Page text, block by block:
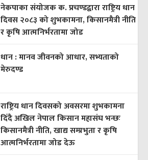
नेकपाका संयोजक क. प्रचण्डद्वारा राष्ट्रिय धान
दिवस २०८३ को शुभकामना, किसानमैत्री नीति
र कृषि आत्मनिर्भरतामा जोड
धान : मानव जीवनको आधार, सभ्यताको
मेरुदण्ड
राष्ट्रिय धान दिवसको अवसरमा शुभकामना
दिँदै अखिल नेपाल किसान महासंघ भन्छः
किसानमैत्री नीति, खाद्य सम्प्रभुता र कृषि
आत्मनिर्भरतामा जोड देऊ